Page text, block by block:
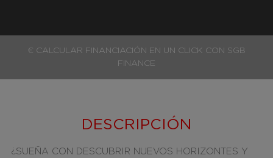
€ CALCULAR FINANCIACIÓN EN UN CLICK CON SGB
FINANCE
DESCRIPCIÓN
¿SUEÑA CON DESCUBRIR NUEVOS HORIZONTES Y